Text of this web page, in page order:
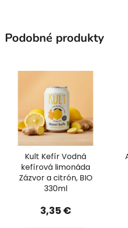
Podobné produkty
Kult Kefír Vodná
kefírová limonáda
Zázvor a citrón, BIO
330ml
3,35 €